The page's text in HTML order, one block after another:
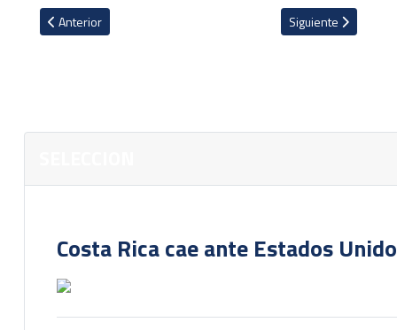
Artículo anterior: VIDEO: Miguel Herrera se encuentra en Costa
Anterior Artículo siguiente:
Siguiente
Costa Rica cae ante Estados